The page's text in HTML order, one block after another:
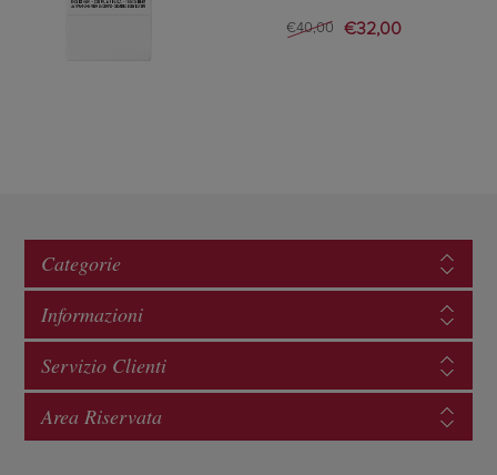
€40,00 €32,00
Categorie
Informazioni
Servizio Clienti
Area Riservata